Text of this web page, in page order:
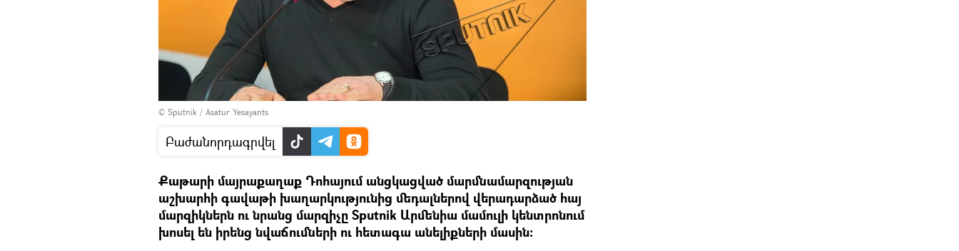
© Sputnik / Asatur Yesayants
Բաժանորդագրվել
Քաթարի մայրաքաղաք Դոհայում անցկացված մարմնամարզության
աշխարհի գավաթի խաղարկությունից մեդալներով վերադարձած հայ
մարզիկներն ու նրանց մարզիչը Sputnik Արմենիա մամուլի կենտրոնում
խոսել են իրենց նվաճումների ու հետագա անելիքների մասին։